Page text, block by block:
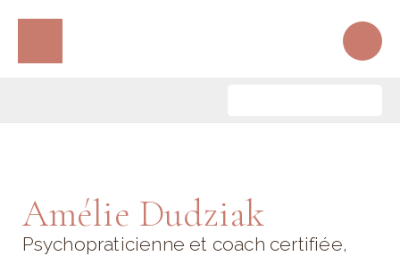
Amélie Dudziak
Psychopraticienne et coach certifiée,